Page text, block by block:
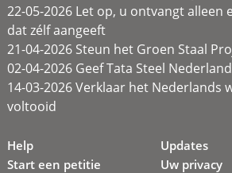
22-05-2026 Let op, u ontvangt alleen
dat zélf aangeeft
21-04-2026 Steun het Groen Staal
02-04-2026 Geef Tata Steel
14-03-2026 Verklaar het Nederlands
voltooid
Help
Start een petitie
Updates
Uw privacy